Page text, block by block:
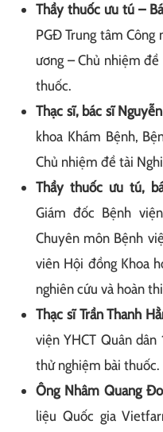
Thầy thuốc ưu tú –
PGĐ Trung tâm Công
ương – Chủ nhiệm
thuốc.
Thạc sĩ, bác sĩ
khoa Khám Bệnh,
Chủ nhiệm đề tài
Thầy thuốc ưu tú,
Giám đốc Bệnh
Chuyên môn Bệnh
viên Hội đồng Khoa
nghiên cứu và hoàn
Thạc sĩ Trần Thanh
viện YHCT Quân
thử nghiệm bài thuốc.
Ông Nhâm Quang
liệu Quốc gia